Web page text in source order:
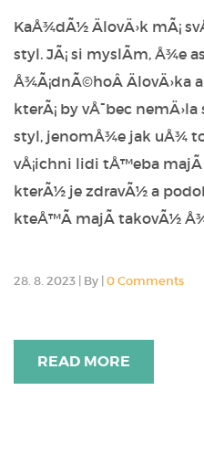
KaÅ¾dÃ½ ÄlovÄ›k mÃ¡
styl. JÃ¡ si myslÃ­m, Å¾e
Å¾Ã¡dnÃ©hoÂ ÄlovÄ›ka
kterÃ¡ by vÅ¯bec
styl, jenomÅ¾e jak uÅ¾
vÅ¡ichni lidi tÅ™eba
kterÃ½ je zdravÃ½ a
kteÅ™Ã­ majÃ­ takovÃ½
28. 8. 2023 | By | 0 Comments
READ MORE